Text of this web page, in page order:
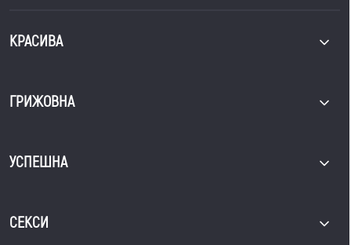
КРАСИВА
ГРИЖОВНА
УСПЕШНА
СЕКСИ